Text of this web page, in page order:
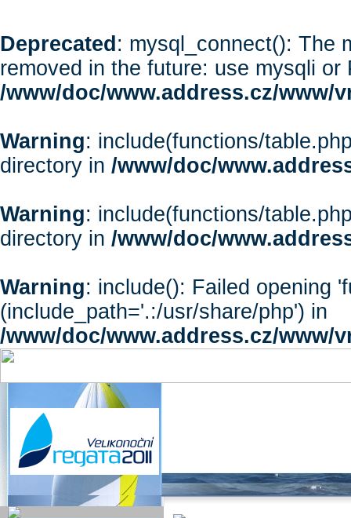
Deprecated : mysql_connect(): The
removed in the future: use mysqli or
/www/doc/www.address.cz/www/
Warning: include(functions/
directory in /www/doc/
Warning: include(functions/
directory in /www/doc/
Warning: include(): Failed opening
(include_path='.:/usr/share/php') in
/www/doc/www.address.cz/www/